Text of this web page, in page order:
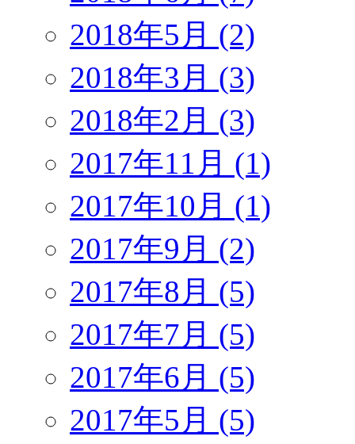
2018年5月 (2)
2018年3月 (3)
2018年2月 (3)
2017年11月 (1)
2017年10月 (1)
2017年9月 (2)
2017年8月 (5)
2017年7月 (5)
2017年6月 (5)
2017年5月 (5)